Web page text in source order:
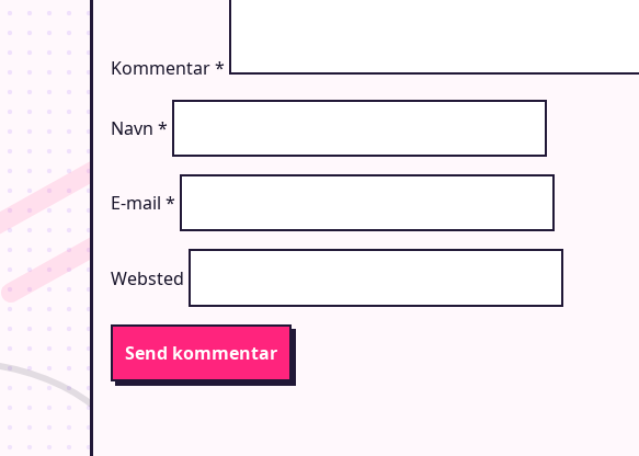
Kommentar*
Navn *
E-mail *
Websted